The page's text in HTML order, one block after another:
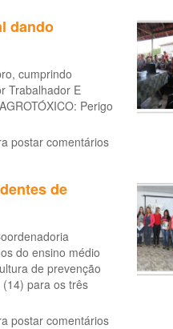
dando
cumprindo
Trabalhador E
Perigo
postar comentários
de
do ensino médio
de prevenção
para os três
postar comentários